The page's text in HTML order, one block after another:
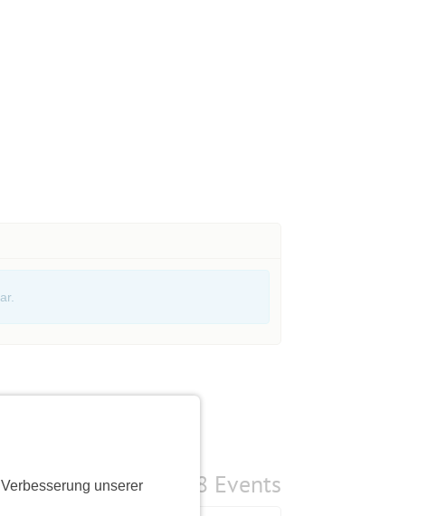
unserer
8 Events